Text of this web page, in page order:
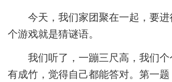
今天，我们家团聚在一起，要
个游戏就是猜谜语。
我们听了，一蹦三尺高，我们
有成竹，觉得自己都能答对。第一